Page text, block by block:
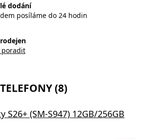
dodání
posíláme do 24 hodin
poradit
(8)
S26+ (SM-S947) 12GB/256GB